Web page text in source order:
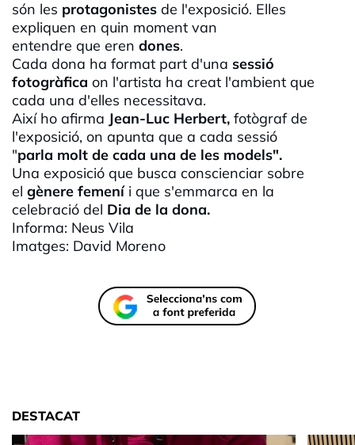
són les protagonistes de l'exposició. Elles
expliquen en quin moment van
entendre que eren dones.
Cada dona ha format part d'una sessió
fotogràfica on l'artista ha creat l'ambient que
cada una d'elles necessitava.
Així ho afirma Jean-Luc Herbert, fotògraf de
l'exposició, on apunta que a cada sessió
"parla molt de cada una de les models".
Una exposició que busca conscienciar sobre
el gènere femeníi que s'emmarca en la
celebració del Dia de la dona.
Informa: Neus Vila
Imatges: David Moreno
DESTACAT